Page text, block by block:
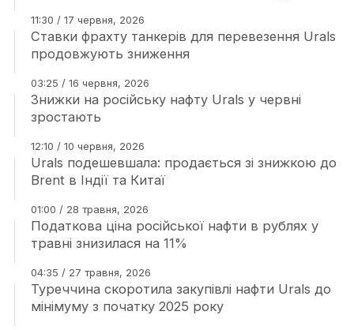
11:30 / 17 червня, 2026
Ставки фрахту танкерів для перевезення Urals
продовжують зниження
03:25 / 16 червня, 2026
Знижки на російську нафту Urals у червні
зростають
12:10 / 10 червня, 2026
Urals подешевшала: продається зі знижкою до
Brent в Індії та Китаї
01:00 / 28 травня, 2026
Податкова ціна російської нафти в рублях у
травні знизилася на 11%
04:35 / 27 травня, 2026
Туреччина скоротила закупівлі нафти Urals до
мінімуму з початку 2025 року